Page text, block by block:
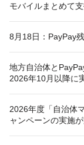
モバイルまとめて支
8月18日：PayPay
地方自治体と
2026年10月以降に
2026年度「自治体
ャンペーンの実施